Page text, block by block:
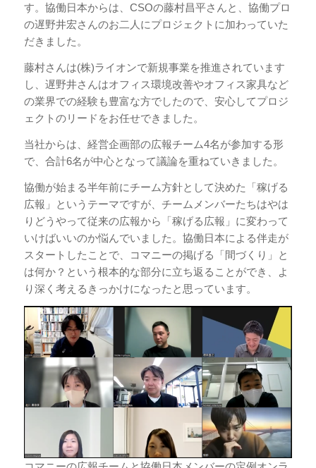
す。協働日本からは、CSOの藤村昌平さんと、協働プロ
の遅野井宏さんのお二人にプロジェクトに加わっていた
だきました。
藤村さんは(株)ライオンで新規事業を推進されています
し、遅野井さんはオフィス環境改善やオフィス家具など
の業界での経験も豊富な方でしたので、安心してプロジ
ェクトのリードをお任せできました。
当社からは、経営企画部の広報チーム4名が参加する形
で、合計6名が中心となって議論を重ねていきました。
協働が始まる半年前にチーム方針として決めた「稼げる
広報」というテーマですが、チームメンバーたちはやは
りどうやって従来の広報から「稼げる広報」に変わって
いけばいいのか悩んでいました。協働日本による伴走が
スタートしたことで、コマニーの掲げる「間づくり」と
は何か？という根本的な部分に立ち返ることができ、よ
り深く考えるきっかけになったと思っています。